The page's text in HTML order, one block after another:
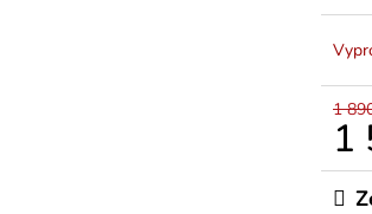
1
1
cena: